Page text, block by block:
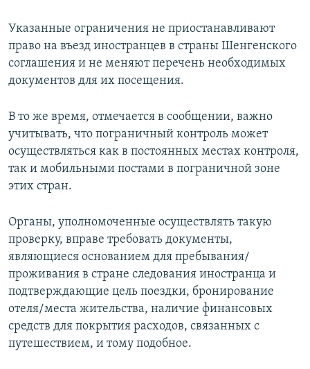
Указанные ограничения не приостанавливают
право на въезд иностранцев в страны Шенгенского
соглашения и не меняют перечень необходимых
документов для их посещения.
В то же время, отмечается в сообщении, важно
учитывать, что пограничный контроль может
осуществляться как в постоянных местах контроля,
так и мобильными постами в пограничной зоне
этих стран.
Органы, уполномоченные осуществлять такую
проверку, вправе требовать документы,
являющиеся основанием для пребывания/
проживания в стране следования иностранца и
подтверждающие цель поездки, бронирование
отеля/места жительства, наличие финансовых
средств для покрытия расходов, связанных с
путешествием, и тому подобное.